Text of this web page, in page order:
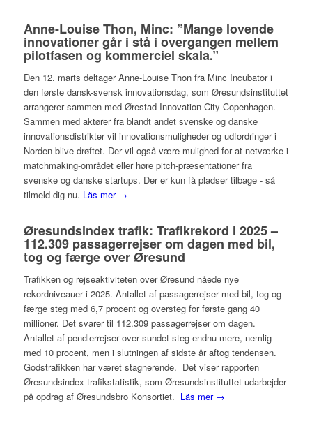
Anne-Louise Thon, Minc: ”Mange lovende
innovationer går i stå i overgangen mellem
pilotfasen og kommerciel skala.”
Den 12. marts deltager Anne-Louise Thon fra Minc Incubator i
den første dansk-svensk innovationsdag, som Øresundsinstituttet
arrangerer sammen med Ørestad Innovation City Copenhagen.
Sammen med aktører fra blandt andet svenske og danske
innovationsdistrikter vil innovationsmuligheder og udfordringer i
Norden blive drøftet. Der vil også være mulighed for at netværke i
matchmaking-området eller høre pitch-præsentationer fra
svenske og danske startups. Der er kun få pladser tilbage - så
tilmeld dig nu. Läs mer →
Øresundsindex trafik: Trafikrekord i 2025 –
112.309 passagerrejser om dagen med bil,
tog og færge over Øresund
Trafikken og rejseaktiviteten over Øresund nåede nye
rekordniveauer i 2025. Antallet af passagerrejser med bil, tog og
færge steg med 6,7 procent og oversteg for første gang 40
millioner. Det svarer til 112.309 passagerrejser om dagen.
Antallet af pendlerrejser over sundet steg endnu mere, nemlig
med 10 procent, men i slutningen af sidste år aftog tendensen.
Godstrafikken har været stagnerende. Det viser rapporten
Øresundsindex trafikstatistik, som Øresundsinstituttet udarbejder
på opdrag af Øresundsbro Konsortiet. Läs mer →